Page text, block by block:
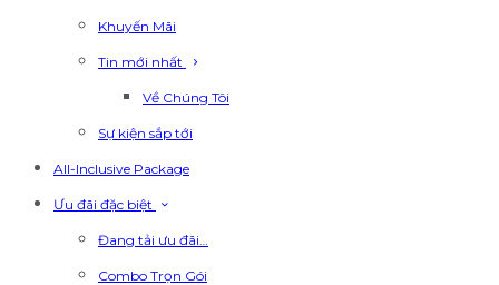
Khuyến Mãi
Tin mới nhất
Về Chúng Tôi
Sự kiện sắp tới
All-Inclusive Package
Ưu đãi đặc biệt
Đang tải ưu đãi…
Combo Trọn Gói